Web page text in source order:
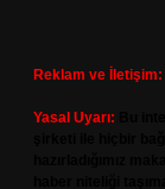
Reklam ve İletişim:
Yasal Uyarı: